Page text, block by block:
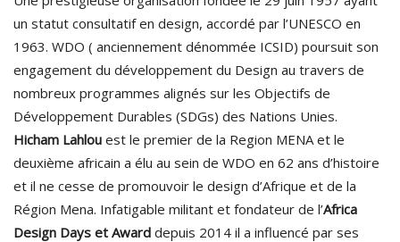
un statut consultatif en design, accordé par l’UNESCO en
1963. WDO ( anciennement dénommée ICSID) poursuit son
engagement du développement du Design au travers de
nombreux programmes alignés sur les Objectifs de
Développement Durables (SDGs) des Nations Unies.
Hicham Lahlou est le premier de la Region MENA et le
deuxième africain a élu au sein de WDO en 62 ans d’histoire
et il ne cesse de promouvoir le design d’Afrique et de la
Région Mena. Infatigable militant et fondateur de l’Africa
Design Days et Award depuis 2014 il a influencé par ses